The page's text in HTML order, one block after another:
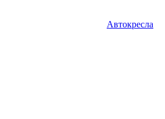
Автокресла